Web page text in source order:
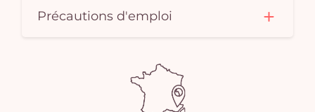
Précautions d'emploi